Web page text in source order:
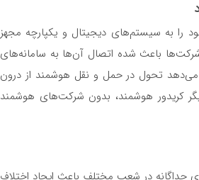
به سیستم‌های دیجیتال و یکپارچه مجهز
باعث شده اتصال آن‌ها به سامانه‌های
می‌دهد تحول در حمل و نقل هوشمند از درون
کریدور هوشمند، بدون شرکت‌های هوشمند
جداگانه در شعب مختلف باعث ایجاد اختلاف